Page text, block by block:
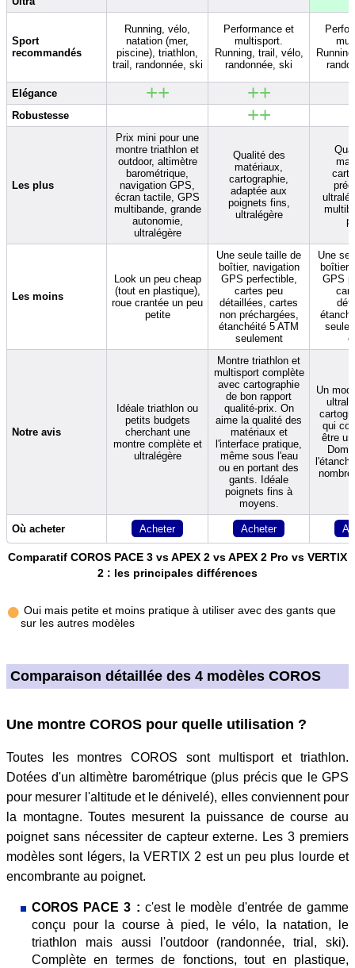
Sport
recommandés
Running, vélo,
natation (mer,
piscine), triathlon,
trail, randonnée, ski
Performance et
multisport.
Running, trail, vélo,
randonnée, ski
Elégance ++ ++
Robustesse ++
Les plus
Prix mini pour une
montre triathlon et
outdoor, altimètre
barométrique,
navigation GPS,
écran tactile, GPS
multibande, grande
autonomie,
ultralégère
Qualité des
matériaux,
cartographie,
adaptée aux
poignets fins,
ultralégère
Les moins
Look un peu cheap
(tout en plastique),
roue crantée un peu
petite
Une seule taille de
boîtier, navigation
GPS perfectible,
cartes peu
détaillées, cartes
non préchargées,
étanchéité 5 ATM
seulement
Une
boîtier,
GPS
Notre avis
Idéale triathlon ou
petits budgets
cherchant une
montre complète et
ultralégère
Montre triathlon et
multisport complète
avec cartographie
de bon rapport
qualité-prix. On
aime la qualité des
matériaux et
l'interface pratique,
même sous l'eau
ou en portant des
gants. Idéale
poignets fins à
moyens.
Un
qui
être
Où acheter Acheter Acheter
Comparatif COROS PACE 3 vs APEX 2 vs APEX 2 Pro vs VERTIX
2 : les principales différences
• Oui mais petite et moins pratique à utiliser avec des gants que
sur les autres modèles
Comparaison détaillée des 4 modèles COROS
Une montre COROS pour quelle utilisation ?
Toutes les montres COROS sont multisport et triathlon.
Dotées d'un altimètre barométrique (plus précis que le GPS
pour mesurer l'altitude et le dénivelé), elles conviennent pour
la montagne. Toutes mesurent la puissance de course au
poignet sans nécessiter de capteur externe. Les 3 premiers
modèles sont légers, la VERTIX 2 est un peu plus lourde et
encombrante au poignet.
COROS PACE 3 : c'est le modèle d'entrée de gamme
conçu pour la course à pied, le vélo, la natation, le
triathlon mais aussi l'outdoor (randonnée, trial, ski).
Complète en termes de fonctions, tout en plastique,